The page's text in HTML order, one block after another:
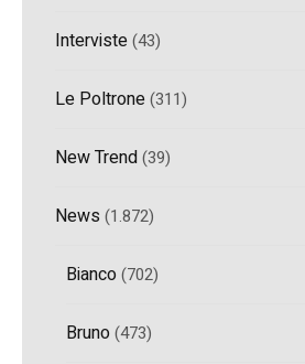
Interviste(43)
Le Poltrone(311)
New Trend(39)
News (1.872)
Bianco(702)
Bruno(473)